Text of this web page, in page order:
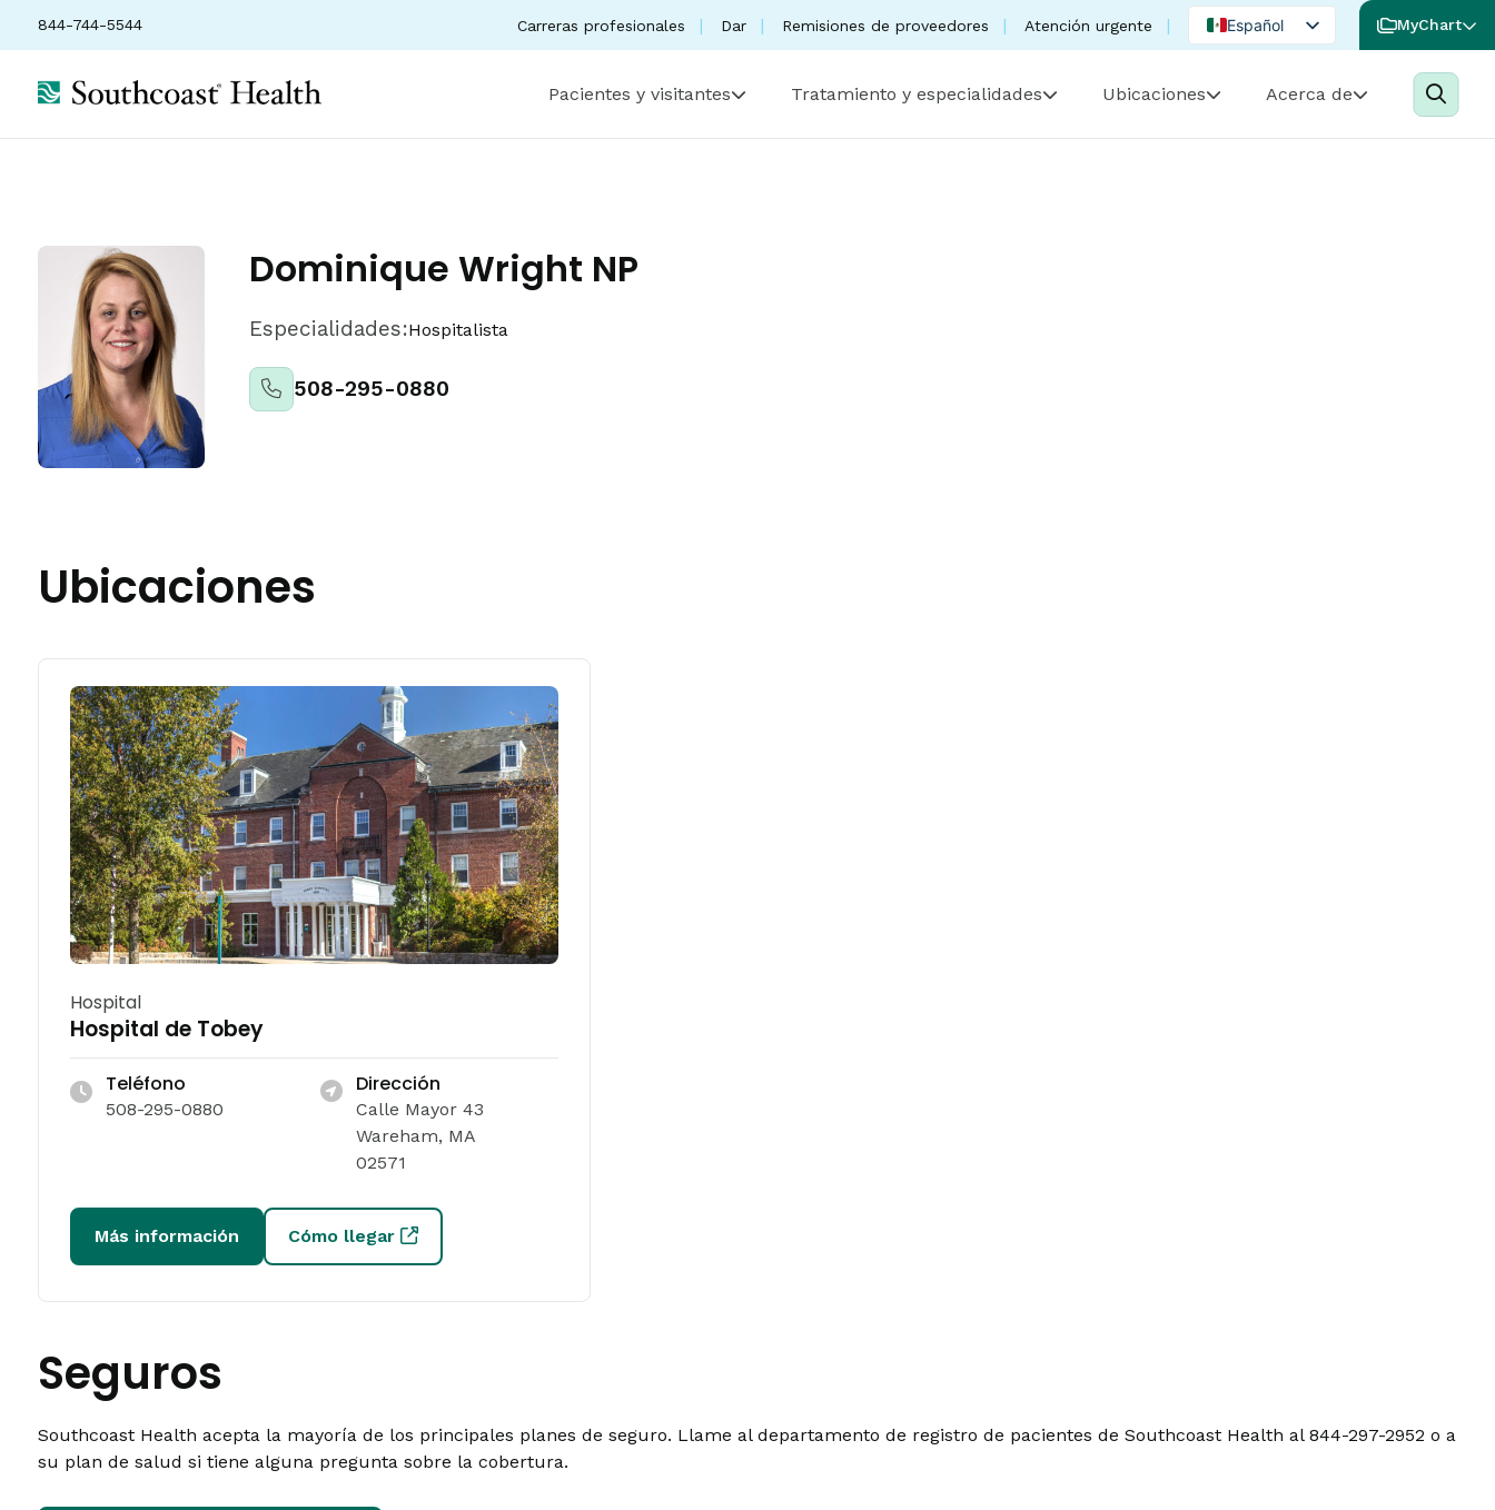
844-744-5544 Carreras profesionales Dar Remisiones de proveedores Atención urgente
Español
Portuguese
MyChart
Pacientes y visitantes Tratamiento y especialidades Ubicaciones Acerca de
Dominique Wright NP
Especialidades:Hospitalista
508-295-0880
UbicacionesSegurosClasificaciones
Ubicaciones
Hospital
Hospital de Tobey
Teléfono
508-295-0880
Dirección
Calle Mayor 43
Wareham, MA
02571
Más información Cómo llegar
Seguros
Southcoast Health acepta la mayoría de los principales planes de seguro. Llame al departamento de registro de pacientes de Southcoast Health al 844-297-2952 o a
su plan de salud si tiene alguna pregunta sobre la cobertura.